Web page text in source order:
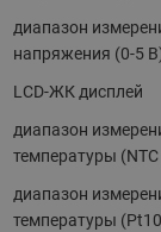
диапазон
напряжения (0-5
LCD-ЖК дисплей
диапазон
температуры
диапазон
температуры